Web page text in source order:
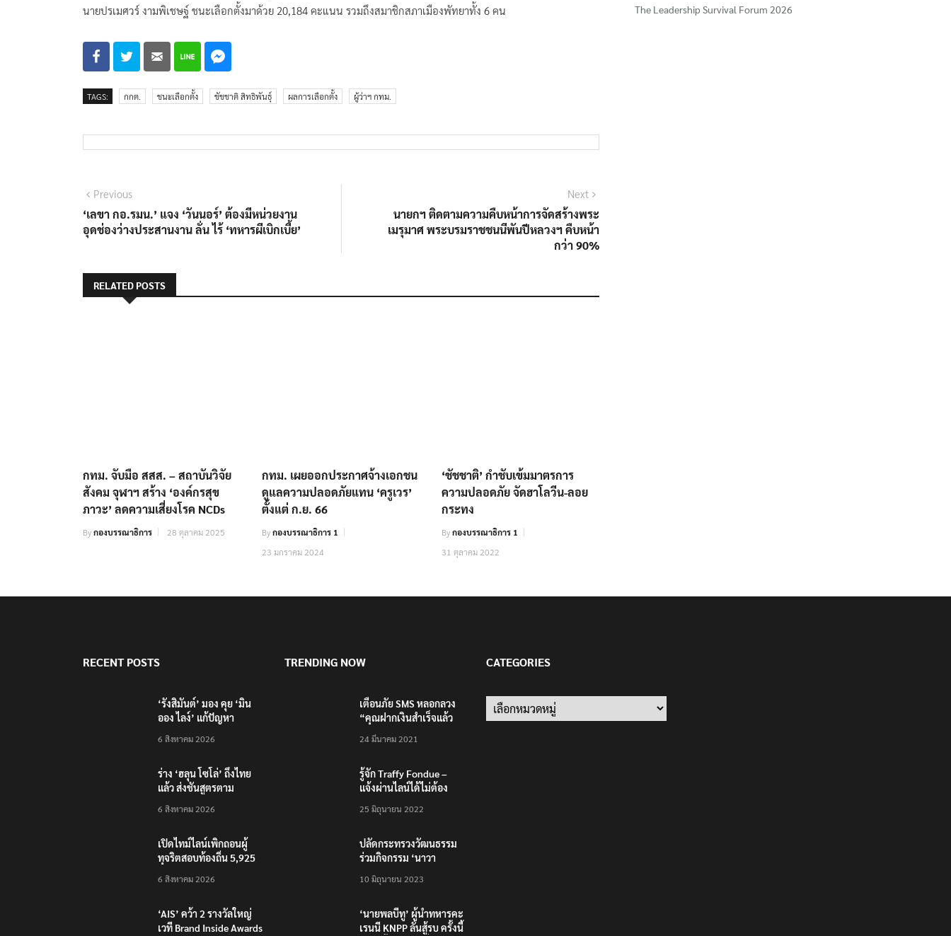
นายปรเมศวร์ งามพิเชษฐ์ ชนะเลือกตั้งมาด้วย 20,184 คะแนน รวมถึงสมาชิกสภาเมืองพัทยาทั้ง 6 คน
TAGS: กกต. ชนะเลือกตั้ง ชัชชาติ สิทธิพันธุ์ ผลการเลือกตั้ง ผู้ว่าฯ กทม.
แนะแนว
เรื่อง
PreviousPrevious
post:
‘เลขา กอ.รมน.’ แจง ‘วันนอร์’ ต้องมีหน่วยงาน
อุดช่องว่างประสานงาน ลั่น ไร้ ‘ทหารผีเบิกเบี้ย’
Next
post:
นายกฯ ติดตามความคืบหน้าการจัดสร้างพระ
เมรุมาศ พระบรมราชชนนีพันปีหลวงฯ คืบหน้า
กว่า 90%
RELATED POSTS
กทม. จับมือ สสส. – สถาบันวิจัย
สังคม จุฬาฯ สร้าง ‘องค์กรสุข
ภาวะ’ ลดความเสี่ยงโรค NCDs
Byกองบรรณาธิการ 28 ตุลาคม 2025
กทม. เผยออกประกาศจ้างเอกชน
ดูแลความปลอดภัยแทน ‘ครูเวร’
ตั้งแต่ ก.ย. 66
Byกองบรรณาธิการ 1
23 มกราคม 2024
‘ชัชชาติ’ กำชับเข้มมาตรการ
ความปลอดภัย จัดฮาโลวีน-ลอย
กระทง
Byกองบรรณาธิการ 1
31 ตุลาคม 2022
The Leadership Survival Forum 2026
RECENT POSTS
‘รังสิมันต์’ มอง คุย ‘มิน
ออง ไลง์’ แก้ปัญหา
ไปก็ไลฟ์บอย เหตุคุมกอง
6 สิงหาคม 2026
ร่าง ‘ฮลุน โซโล่’ ถึงไทย
แล้ว ส่งชันสูตรตาม
นิติวิทยาศาสตร์
6 สิงหาคม 2026
เปิดไทม์ไลน์เพิกถอนผู้
ทุจริตสอบท้องถิ่น 5,925
ดำเนินการทั้งหมด
6 สิงหาคม 2026
‘AIS’ คว้า 2 รางวัลใหญ่
เวที Brand Inside Awards
TRENDING NOW
เตือนภัย SMS หลอกลวง
“คุณฝากเงินสำเร็จแล้ว
200,000 บาท”
24 มีนาคม 2021
รู้จัก Traffy Fondue –
แจ้งผ่านไลน์ได้ไม่ต้อง
ทั่วไทย ไม่ใช่แค่ในกรุง
25 มิถุนายน 2022
ปลัดกระทรวงวัฒนธรรม
ร่วมกิจกรรม ‘นาวา
ตักบาตรทางน้ำ
10 มิถุนายน 2023
‘นายพลบีทู’ ผู้นำทหารคะ
เรนนี KNPP ลั่นสู้รบ ครั้งนี้
CATEGORIES
Categories